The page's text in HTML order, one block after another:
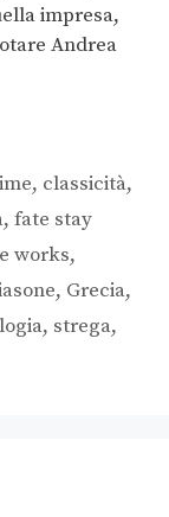
impresa,
Andrea
, classicità,
, fate stay
works,
, Grecia,
, strega,